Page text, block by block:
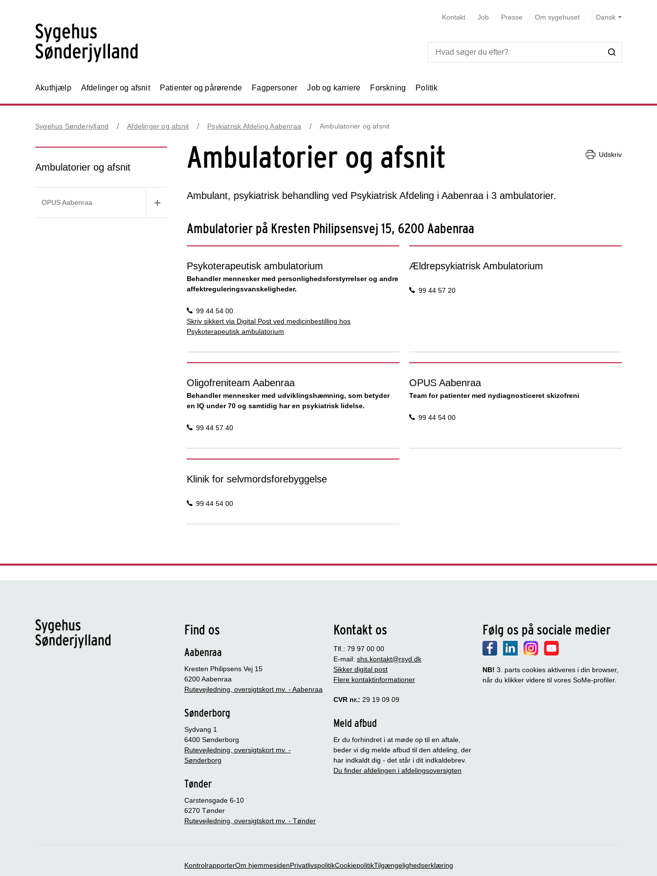
Kontakt Job Presse Om sygehuset
Akuthjælp Afdelinger og afsnit Patienter og pårørende Fagpersoner Job og karriere Forskning Politik
Sygehus Sønderjylland Afdelinger og afsnit Psykiatrisk Afdeling Aabenraa Ambulatorier og afsnit
Ambulatorier og afsnit
OPUS Aabenraa
Ambulatorier og afsnit Udskriv
Ambulant, psykiatrisk behandling ved Psykiatrisk Afdeling i Aabenraa i 3 ambulatorier.
Ambulatorier på Kresten Philipsensvej 15, 6200 Aabenraa
Psykoterapeutisk ambulatorium
Behandler mennesker med personlighedsforstyrrelser og andre
affektreguleringsvanskeligheder.
99 44 54 00
Skriv sikkert via Digital Post ved medicinbestilling hos
Psykoterapeutisk ambulatorium
Ældrepsykiatrisk Ambulatorium
99 44 57 20
Oligofreniteam Aabenraa
Behandler mennesker med udviklingshæmning, som betyder
en IQ under 70 og samtidig har en psykiatrisk lidelse.
99 44 57 40
OPUS Aabenraa
Team for patienter med nydiagnosticeret skizofreni
99 44 54 00
Klinik for selvmordsforebyggelse
99 44 54 00
Find os
Aabenraa
Kresten Philipsens Vej 15
6200 Aabenraa
Rutevejledning, oversigtskort mv. - Aabenraa
Sønderborg
Sydvang 1
6400 Sønderborg
Rutevejledning, oversigtskort mv. -
Sønderborg
Tønder
Carstensgade 6-10
6270 Tønder
Rutevejledning, oversigtskort mv. - Tønder
Kontakt os
Tlf.: 79 97 00 00
E-mail: shs.kontakt@rsyd.dk
Sikker digital post
Flere kontaktinformationer
CVR nr.: 29 19 09 09
Meld afbud
Er du forhindret i at møde op til en aftale,
beder vi dig melde afbud til den afdeling, der
har indkaldt dig - det står i dit indkaldebrev.
Du finder afdelingen i afdelingsoversigten
Følg os på sociale medier
NB! 3. parts cookies aktiveres i din browser,
når du klikker videre til vores SoMe-profiler.
KontrolrapporterOm hjemmesidenPrivatlivspolitikCookiepolitikTilgængelighedserklæring